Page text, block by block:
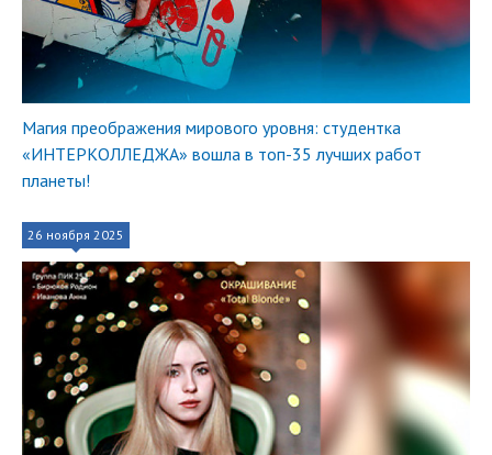
Магия преображения мирового уровня: студентка
«ИНТЕРКОЛЛЕДЖА» вошла в топ-35 лучших работ
планеты!
26 ноября 2025